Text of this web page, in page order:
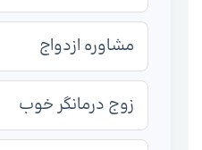
مشاوره ازدواج
زوج درمانگر خوب